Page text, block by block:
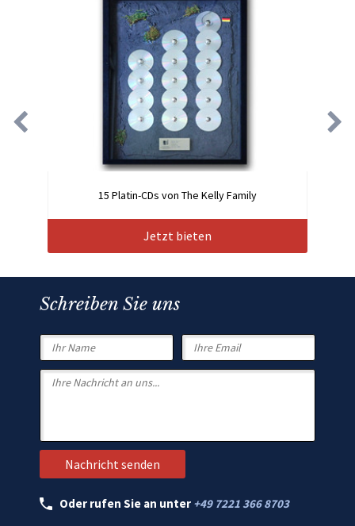
15 Platin-CDs von The Kelly Family
Jetzt bieten
Schreiben Sie uns
Oder rufen Sie an unter +49 7221 366 8703